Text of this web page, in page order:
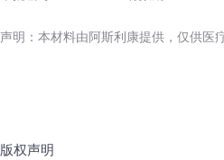
声明：本材料由阿斯利康提供，仅供医
版权声明